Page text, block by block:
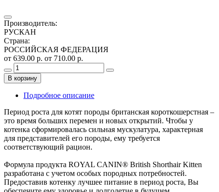
Производитель:
РУСКАН
Страна:
РОССИЙСКАЯ ФЕДЕРАЦИЯ
от 639.00 р. от 710.00 р.
В корзину
Подробное описание
Период роста для котят породы британская короткошерстная –
это время больших перемен и новых открытий. Чтобы у
котенка сформировалась сильная мускулатура, характерная
для представителей его породы, ему требуется
соответствующий рацион.
Формула продукта ROYAL CANIN® British Shorthair Kitten
разработана с учетом особых породных потребностей.
Предоставив котенку лучшее питание в период роста, Вы